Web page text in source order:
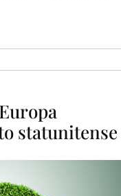
statunitense